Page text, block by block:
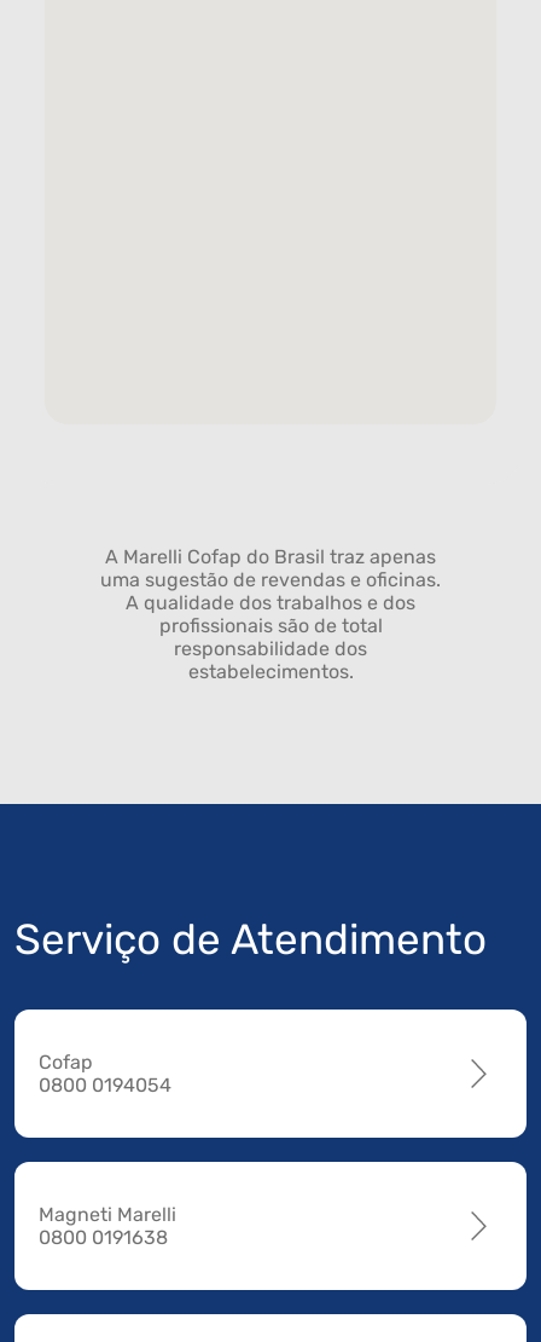
A Marelli Cofap do Brasil traz apenas
uma sugestão de revendas e oficinas.
A qualidade dos trabalhos e dos
profissionais são de total
responsabilidade dos
estabelecimentos.
Serviço de Atendimento
Cofap
0800 0194054
Magneti Marelli
0800 0191638